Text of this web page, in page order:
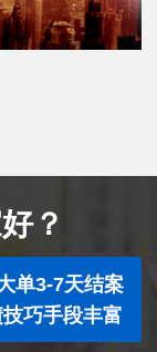
？
单3-7天结案
巧手段丰富